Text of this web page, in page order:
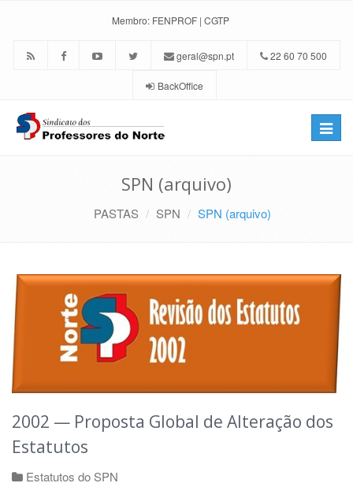
Membro: FENPROF | CGTP
geral@spn.pt 22 60 70 500
BackOffice
Toggle
SPN (arquivo)
PASTAS SPN SPN (arquivo)
2002 — Proposta Global de Alteração dos
Estatutos
Estatutos do SPN